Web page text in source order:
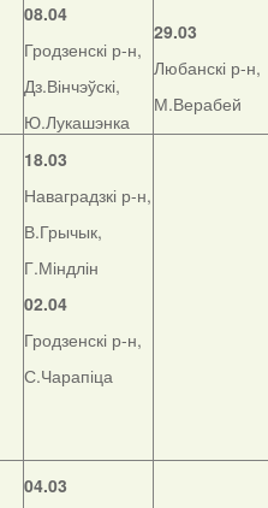
08.04
Гродзенскі р-н,
Дз.Вінчэўскі,
Ю.Лукашэнка
29.03
Любанскі р-н,
М.Верабей
18.03
Наваградзкі р-н,
В.Грычык,
Г.Міндлін
02.04
Гродзенскі р-н,
С.Чарапіца
04.03